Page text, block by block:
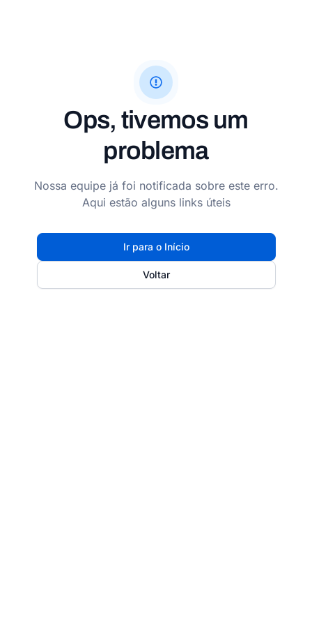
Ops, tivemos um
problema
Nossa equipe já foi notificada sobre este erro.
Aqui estão alguns links úteis
Ir para o Início
Voltar